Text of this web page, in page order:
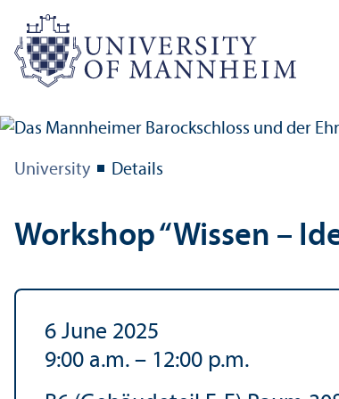
University Details
Workshop “Wissen –
6 June 2025
9:00 a.m. – 12:00 p.m.